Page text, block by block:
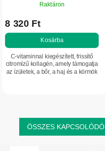
Raktáron
8 320 Ft
Kosárba
C-vitaminnal kiegészített, frissítő
citromízű kollagén, amely támogatja
az ízületek, a bőr, a haj és a körmök
ÖSSZES